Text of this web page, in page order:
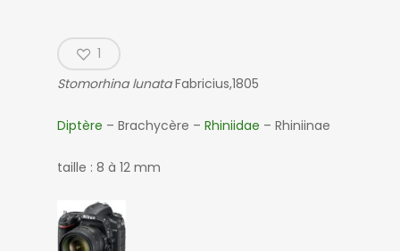
1
Stomorhina lunataFabricius,1805
Diptère – Brachycère – Rhiniidae – Rhiniinae
taille : 8 à 12 mm